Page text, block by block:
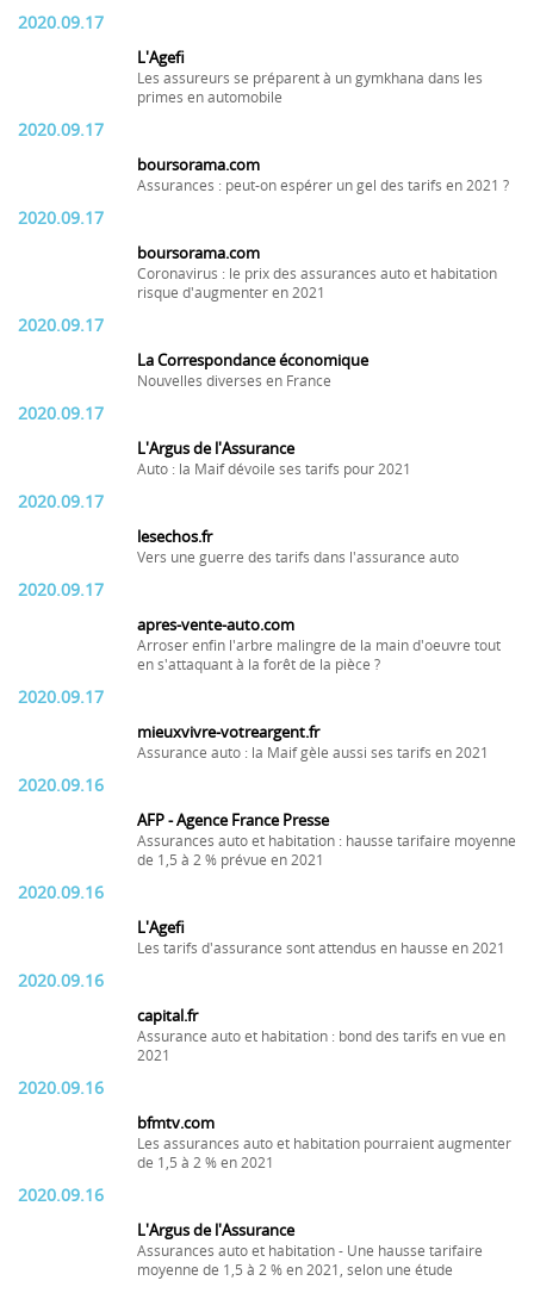
2020.09.17
L'Agefi
Les assureurs se préparent à un gymkhana dans les
primes en automobile
2020.09.17
boursorama.com
Assurances : peut-on espérer un gel des tarifs en 2021 ?
2020.09.17
boursorama.com
Coronavirus : le prix des assurances auto et habitation
risque d'augmenter en 2021
2020.09.17
La Correspondance économique
Nouvelles diverses en France
2020.09.17
L'Argus de l'Assurance
Auto : la Maif dévoile ses tarifs pour 2021
2020.09.17
lesechos.fr
Vers une guerre des tarifs dans l'assurance auto
2020.09.17
apres-vente-auto.com
Arroser enfin l'arbre malingre de la main d'oeuvre tout
en s'attaquant à la forêt de la pièce ?
2020.09.17
mieuxvivre-votreargent.fr
Assurance auto : la Maif gèle aussi ses tarifs en 2021
2020.09.16
AFP - Agence France Presse
Assurances auto et habitation : hausse tarifaire moyenne
de 1,5 à 2 % prévue en 2021
2020.09.16
L'Agefi
Les tarifs d'assurance sont attendus en hausse en 2021
2020.09.16
capital.fr
Assurance auto et habitation : bond des tarifs en vue en
2021
2020.09.16
bfmtv.com
Les assurances auto et habitation pourraient augmenter
de 1,5 à 2 % en 2021
2020.09.16
L'Argus de l'Assurance
Assurances auto et habitation - Une hausse tarifaire
moyenne de 1,5 à 2 % en 2021, selon une étude